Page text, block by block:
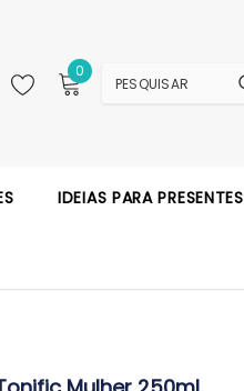
0
IDEIAS PARA PRESENTES